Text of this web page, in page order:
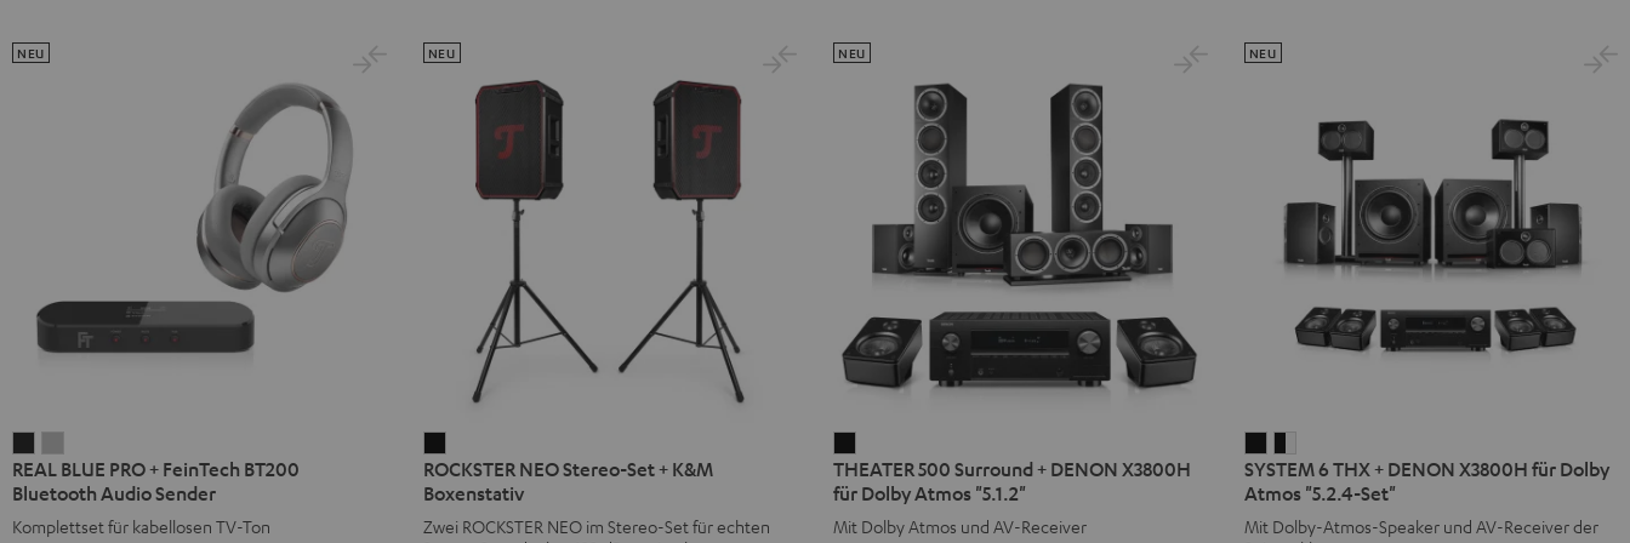
BLUE
PRO
+
BLUE
PRO
+
REAL BLUE PRO + FeinTech BT200
Bluetooth Audio Sender
Komplettset für kabellosen TV-Ton
NEU
NEO
Stereo-
Set
ROCKSTER NEO Stereo-Set + K&M
Boxenstativ
Zwei ROCKSTER NEO im Stereo-Set für echten
NEU
500
Surround
+
THEATER 500 Surround + DENON X3800H
für Dolby Atmos "5.1.2"
Mit Dolby Atmos und AV-Receiver
NEU
6
THX
+
6
THX
+
SYSTEM 6 THX + DENON X3800H für Dolby
Atmos "5.2.4-Set"
Mit Dolby-Atmos-Speaker und AV-Receiver der
NEU